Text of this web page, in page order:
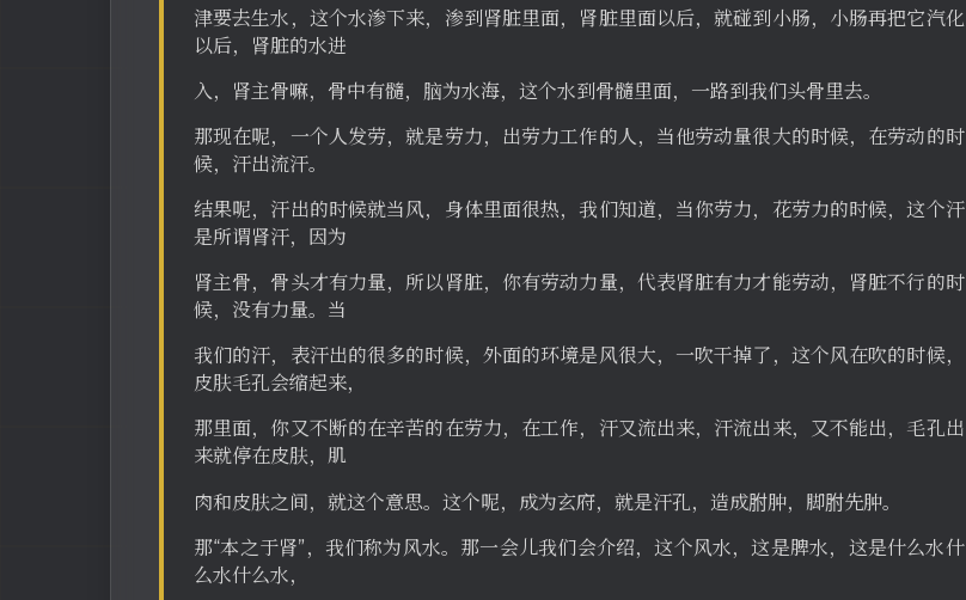
津要去生水，这个水渗下来，渗到肾脏里面，肾脏里面以后，就碰到小肠，小肠再把它汽化
以后，肾脏的水进
入，肾主骨嘛，骨中有髓，脑为水海，这个水到骨髓里面，一路到我们头骨里去。
那现在呢，一个人发劳，就是劳力，出劳力工作的人，当他劳动量很大的时候，在劳动的时
候，汗出流汗。
结果呢，汗出的时候就当风，身体里面很热，我们知道，当你劳力，花劳力的时候，这个汗
是所谓肾汗，因为
肾主骨，骨头才有力量，所以肾脏，你有劳动力量，代表肾脏有力才能劳动，肾脏不行的时
候，没有力量。当
我们的汗，表汗出的很多的时候，外面的环境是风很大，一吹干掉了，这个风在吹的时候，
皮肤毛孔会缩起来，
那里面，你又不断的在辛苦的在劳力，在工作，汗又流出来，汗流出来，又不能出，毛孔出
来就停在皮肤，肌
肉和皮肤之间，就这个意思。这个呢，成为玄府，就是汗孔，造成胕肿，脚胕先肿。
那“本之于肾”，我们称为风水。那一会儿我们会介绍，这个风水，这是脾水，这是什么水什
么水什么水，